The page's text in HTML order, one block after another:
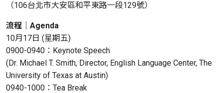
（106台北市大安區和平東路一段129號）
流程｜Agenda
10月17日 (星期五)
0900-0940：Keynote Speech
(Dr. Michael T. Smith, Director, English Language Center, The
University of Texas at Austin)
0940-1000：Tea Break